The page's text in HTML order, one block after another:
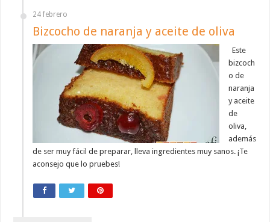
24 febrero
Bizcocho de naranja y aceite de oliva
Este
bizcoch
o de
naranja
y aceite
de
oliva,
además
de ser muy fácil de preparar, lleva ingredientes muy sanos. ¡Te
aconsejo que lo pruebes!